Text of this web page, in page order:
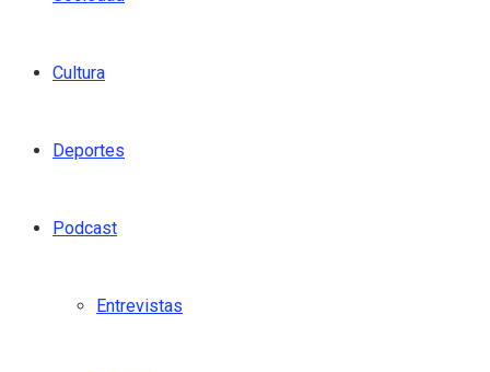
Cultura
Deportes
Podcast
Entrevistas